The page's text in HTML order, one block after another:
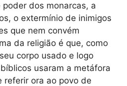
dos monarcas, a
o extermínio de inimigos
que nem convém
da religião é que, como
corpo usado e logo
usaram a metáfora
referir ora ao povo de